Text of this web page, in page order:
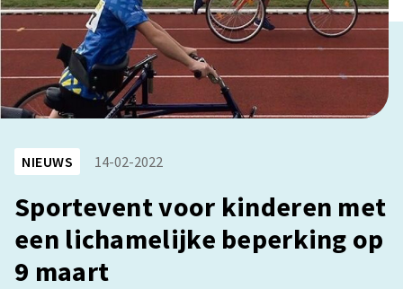
Sportevent voor kinderen met
een lichamelijke beperking op
9 maart
NIEUWS 14-02-2022